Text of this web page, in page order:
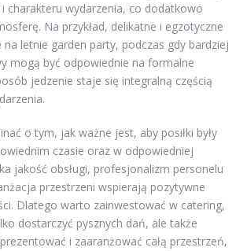
charakteru wydarzenia, co dodatkowo
Na przykład, delikatne i egzotyczne
na letnie garden party, podczas gdy bardziej
mogą być odpowiednie na formalne
jedzenie staje się integralną częścią
o tym, jak ważne jest, aby posiłki były
czasie oraz w odpowiedniej
jakość obsługi, profesjonalizm personelu
przestrzeni wspierają pozytywne
Dlatego warto zainwestować w catering,
dostarczyć pysznych dań, ale także
i zaaranżować całą przestrzeń,